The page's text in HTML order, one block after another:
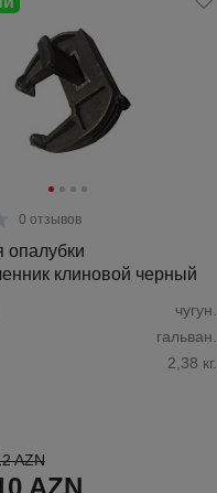
0 отзывов
опалубки
клиновой черный
чугун.
гальван.
2,38 кг.
AZN
AZN